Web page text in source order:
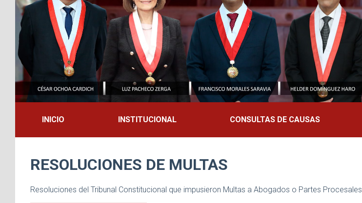
Previous
INICIO INSTITUCIONAL CONSULTAS DE CAUSAS
RESOLUCIONES DE MULTAS
Resoluciones del Tribunal Constitucional que impusieron Multas a Abogados o Partes Procesales